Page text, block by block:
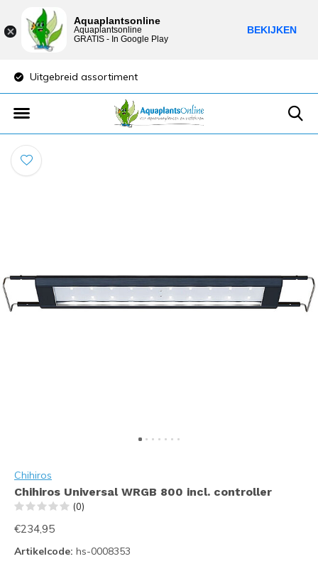
Uitgebreid assortiment
Chihiros
Chihiros Universal WRGB 800 incl. controller
(0)
€234,95
Artikelcode: hs-0008353
Aquaplantsonline
Aquaplantsonline
GRATIS - In Google Play
BEKIJKEN